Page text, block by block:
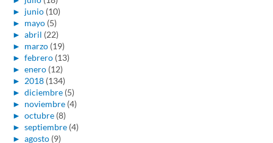
► junio (10)
► mayo (5)
► abril (22)
► marzo (19)
► febrero (13)
► enero (12)
► 2018 (134)
► diciembre (5)
► noviembre (4)
► octubre (8)
► septiembre (4)
► agosto (9)